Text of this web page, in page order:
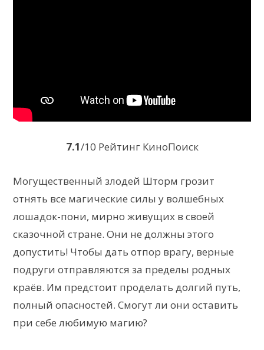
7.1/10 Рейтинг КиноПоиск
Могущественный злодей Шторм грозит
отнять все магические силы у волшебных
лошадок-пони, мирно живущих в своей
сказочной стране. Они не должны этого
допустить! Чтобы дать отпор врагу, верные
подруги отправляются за пределы родных
краёв. Им предстоит проделать долгий путь,
полный опасностей. Смогут ли они оставить
при себе любимую магию?